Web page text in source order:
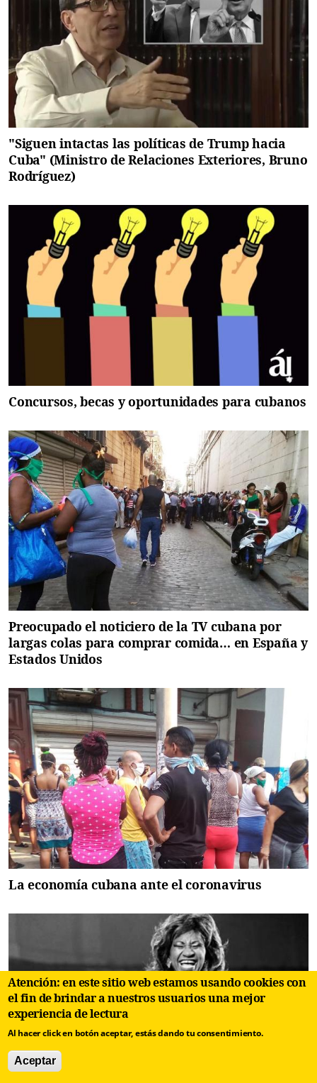
"Siguen intactas las políticas de Trump hacia
Cuba" (Ministro de Relaciones Exteriores, Bruno
Rodríguez)
Concursos, becas y oportunidades para cubanos
Preocupado el noticiero de la TV cubana por
largas colas para comprar comida… en España y
Estados Unidos
La economía cubana ante el coronavirus
Atención: en este sitio web estamos usando cookies con
el fin de brindar a nuestros usuarios una mejor
experiencia de lectura
Al hacer click en botón aceptar, estás dando tu consentimiento.
Aceptar